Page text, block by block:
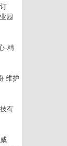
园
-精
维护
有